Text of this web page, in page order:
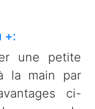
+:
une petite
la main par
ci-